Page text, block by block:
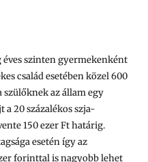
éves szinten gyermekenként
család esetében közel 600
szülőknek az állam egy
20 százalékos szja-
150 ezer Ft határig.
esetén így az
forinttal is nagyobb lehet